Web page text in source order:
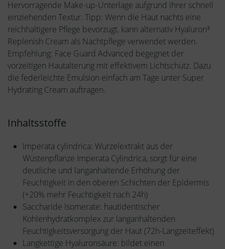
Hervorragende Make-up-Unterlage aufgrund ihrer schnell
einziehenden Textur. Tipp: Wenn die Haut nachts eine
reichhaltigere Pflege bevorzugt, kann alternativ Hyaluron³
Replenish Cream als Nachtpflege verwendet werden.
Empfehlung: Face Guard Advanced begegnet der
vorzeitigen Hautalterung mit effektivem Lichtschutz. Dazu
die federleichte Emulsion einfach am Tage unter Super
Hydrating Cream auftragen.
Inhaltsstoffe
Imperata cylindrica: Wurzelextrakt aus der
Wüstenpflanze Imperata Cylindrica, sorgt für eine
deutliche und langanhaltende Erhöhung der
Feuchtigkeit in den oberen Schichten der Epidermis
(+20% mehr Feuchtigkeit nach 24h)
Saccharide Isomerate: hautidentischer
Kohlenhydratkomplex zur langanhaltenden
Feuchtigkeitsversorgung der Haut (72h-Langzeiteffekt)
Langkettige Hyaluronsäure: bildet einen